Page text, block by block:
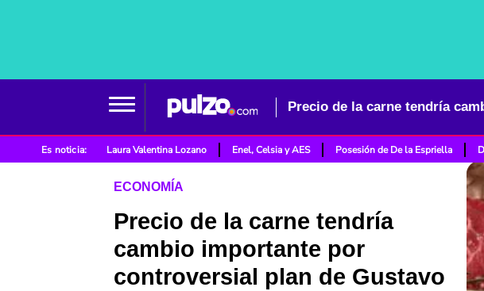
Precio de la carne tendría
Es noticia: Laura Valentina Lozano Enel, Celsia y AES Posesión de De la Espriella
ECONOMÍA
Precio de la carne tendría
cambio importante por
controversial plan de Gustavo